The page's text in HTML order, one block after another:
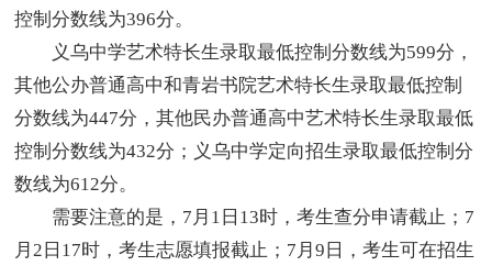
控制分数线为396分。
义乌中学艺术特长生录取最低控制分数线为599分，
其他公办普通高中和青岩书院艺术特长生录取最低控制
分数线为447分，其他民办普通高中艺术特长生录取最低
控制分数线为432分；义乌中学定向招生录取最低控制分
数线为612分。
需要注意的是，7月1日13时，考生查分申请截止；7
月2日17时，考生志愿填报截止；7月9日，考生可在招生